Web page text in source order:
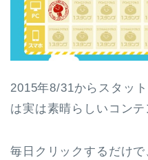
2015年8/31からスタッ
は実は素晴らしいコンテ
毎日クリックするだけ